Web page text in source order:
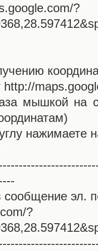
?
http://
мышкой на
нажимаете
сообщение эл.
?